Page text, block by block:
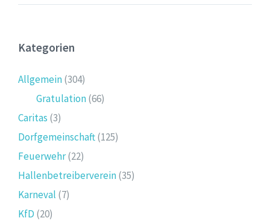
Kategorien
Allgemein(304)
Gratulation(66)
Caritas (3)
Dorfgemeinschaft(125)
Feuerwehr(22)
Hallenbetreiberverein(35)
Karneval (7)
KfD (20)